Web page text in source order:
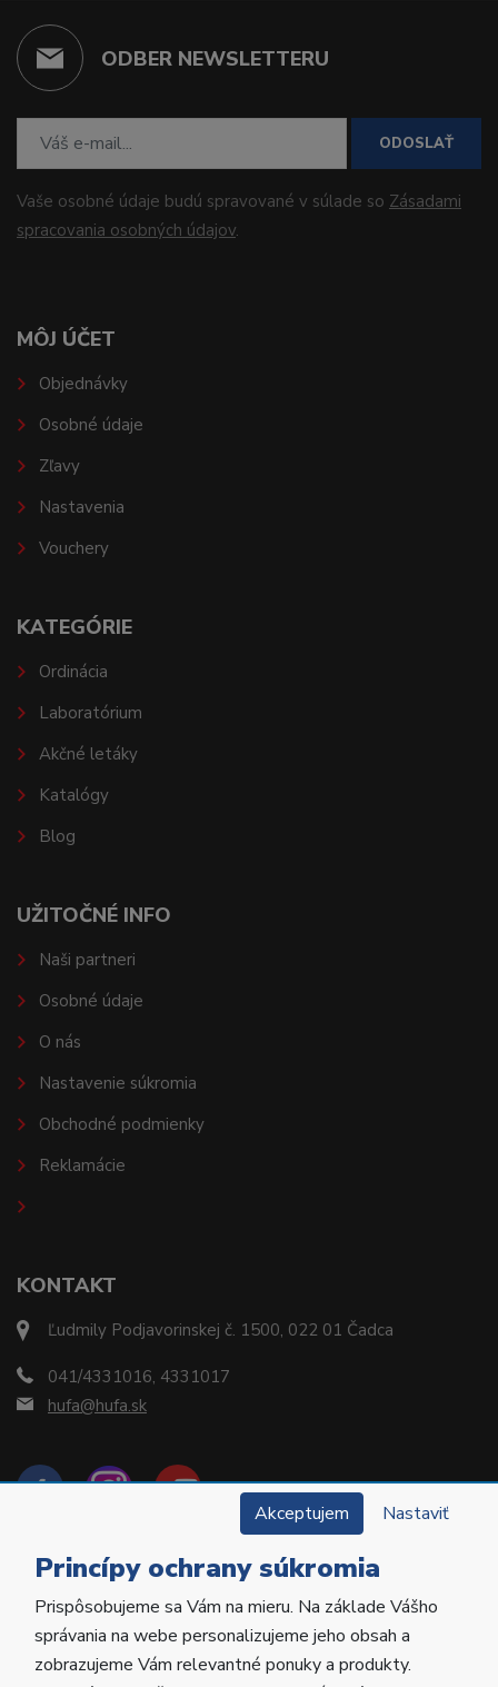
ODBER NEWSLETTERU
ODOSLAŤ
Vaše osobné údaje budú spravované v súlade so Zásadami
spracovania osobných údajov.
KONTAKT
Ľudmily Podjavorinskej č. 1500, 022 01 Čadca
041/4331016, 4331017
hufa@hufa.sk
MÔJ ÚČET
Objednávky
Osobné údaje
Zľavy
Nastavenia
Vouchery
KATEGÓRIE
Ordinácia
Laboratórium
Akčné letáky
Katalógy
Blog
UŽITOČNÉ INFO
Naši partneri
Osobné údaje
O nás
Nastavenie súkromia
Obchodné podmienky
Reklamácie
Copyright © 2022 Hu-Fa Dental a.s. Všetky práva
vyhradené.
Akceptujem Nastaviť
Princípy ochrany súkromia
Prispôsobujeme sa Vám na mieru. Na základe Vášho
správania na webe personalizujeme jeho obsah a
zobrazujeme Vám relevantné ponuky a produkty.